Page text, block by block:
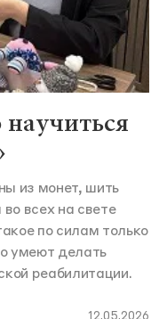
из монет, шить
всех на свете
по силам только
умеют делать
реабилитации.